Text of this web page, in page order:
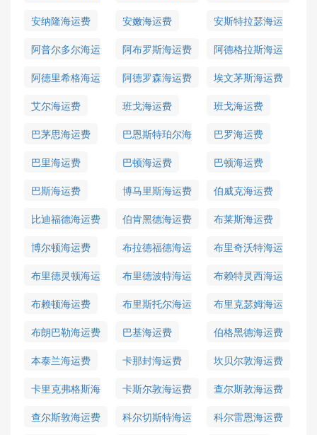
海运费
安纳隆海运费
安嫩海运费
安斯特拉瑟海运
阿普尔多尔海运
阿布罗斯海运费
阿德格拉斯海运
费
阿德里希格海运
费
阿德罗森海运费
埃文茅斯海运费
艾尔海运费
班戈海运费
班戈海运费
巴茅思海运费
巴恩斯特珀尔海
运费
巴罗海运费
巴里海运费
巴顿海运费
巴顿海运费
巴斯海运费
博马里斯海运费
伯威克海运费
比迪福德海运费
伯肯黑德海运费
布莱斯海运费
博尔顿海运费
布拉德福德海运
布里奇沃特海运
布里德灵顿海运
布里德波特海运
布赖特灵西海运
布赖顿海运费
布里斯托尔海运
布里克瑟姆海运
布朗巴勒海运费 巴基海运费
伯格黑德海运费
本泰兰海运费
卡那封海运费
坎贝尔敦海运费
卡里克弗格斯海
运费
卡斯尔敦海运费
查尔斯敦海运费
查尔斯敦海运费
科尔切斯特海运
科尔雷恩海运费